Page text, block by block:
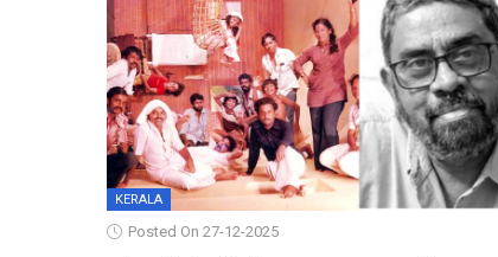
KERALA
Posted On 27-12-2025